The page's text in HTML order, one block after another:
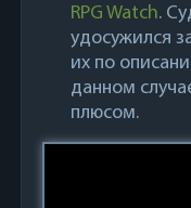
RPG Watch.
удосужился
их по
данном
плюсом.